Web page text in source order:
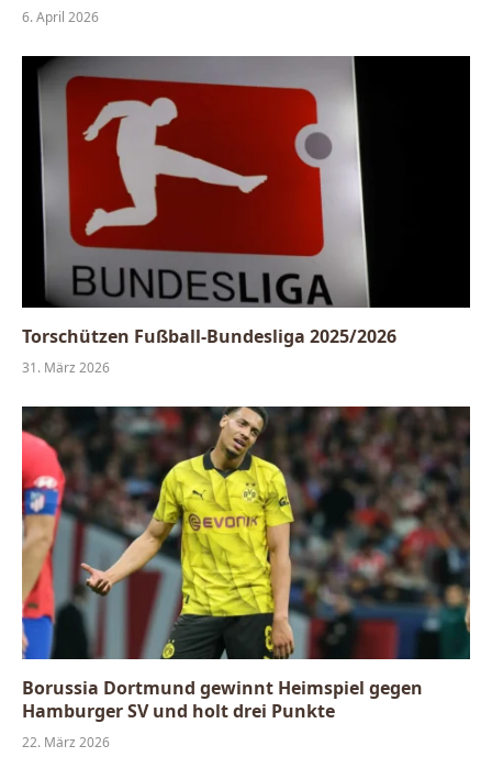
6. April 2026
Torschützen Fußball-Bundesliga 2025/2026
31. März 2026
Borussia Dortmund gewinnt Heimspiel gegen
Hamburger SV und holt drei Punkte
22. März 2026